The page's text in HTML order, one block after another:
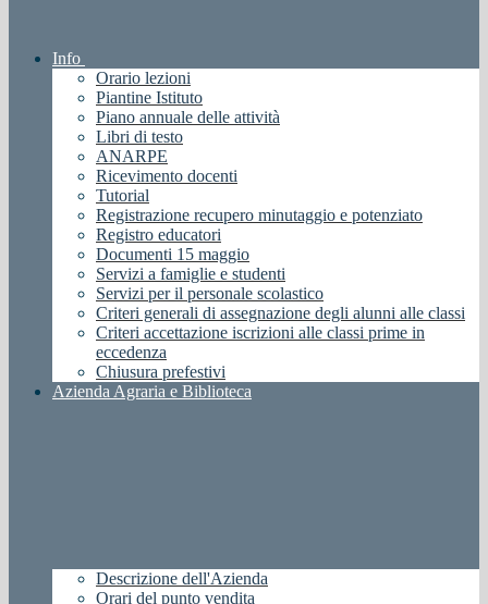
Info
Orario lezioni
Piantine Istituto
Piano annuale delle attività
Libri di testo
ANARPE
Ricevimento docenti
Tutorial
Registrazione recupero minutaggio e potenziato
Registro educatori
Documenti 15 maggio
Servizi a famiglie e studenti
Servizi per il personale scolastico
Criteri generali di assegnazione degli alunni alle classi
Criteri accettazione iscrizioni alle classi prime in
eccedenza
Chiusura prefestivi
Azienda Agraria e Biblioteca
Descrizione dell'Azienda
Orari del punto vendita